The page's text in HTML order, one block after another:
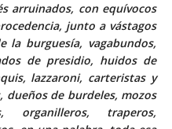
arruinados, con equívocos
junto a vástagos
la burguesía, vagabundos,
de presidio, huidos de
lazzaroni, carteristas y
dueños de burdeles, mozos
organilleros, traperos,